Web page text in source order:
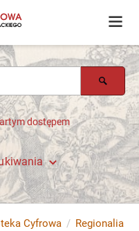
dostępem
Cyfrowa Regionalia